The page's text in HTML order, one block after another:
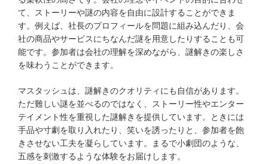
て、ストーリーや謎の内容を自由に設計することができま
す。例えば、社長のプロフィールを問題に組み込んだり、会
社の商品やサービスにちなんだ謎を用意したりすることも可
能です。参加者は会社の理解を深めながら、謎解きの楽しさ
を味わうことができます。
マスタッシュは、謎解きのクオリティにも自信があります。
ただ難しい謎を並べるのではなく、ストーリー性やエンター
テイメント性を重視した謎解きを提供しています。ときには
手品や寸劇を取り入れたり、笑いを誘ったりと、参加者を飽
きさせない工夫を凝らしています。まるで小劇団のような、
五感を刺激するような体験をお届けします。